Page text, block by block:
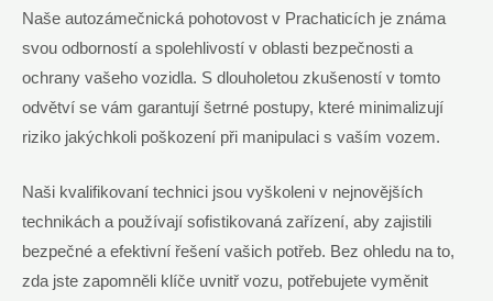
Naše autozámečnická pohotovost v Prachaticích je známa
svou odborností a spolehlivostí v oblasti bezpečnosti a
ochrany vašeho vozidla. S dlouholetou zkušeností v tomto
odvětví se vám garantují šetrné postupy, které minimalizují
riziko jakýchkoli poškození při manipulaci s vaším vozem.
Naši kvalifikovaní technici jsou vyškoleni v nejnovějších
technikách a používají sofistikovaná zařízení, aby zajistili
bezpečné a efektivní řešení vašich potřeb. Bez ohledu na to,
zda jste zapomněli klíče uvnitř vozu, potřebujete vyměnit